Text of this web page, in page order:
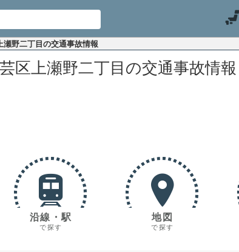
瀬野二丁目の交通事故情報
区上瀬野二丁目の交通事故情報
沿線・駅
で探す
地図
で探す